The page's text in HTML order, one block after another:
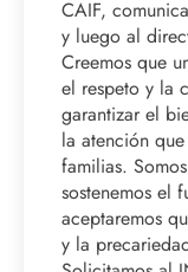
CAIF,
y luego al
Creemos que
el respeto y la
garantizar el
la atención
familias.
sostenemos el
aceptaremos
y la